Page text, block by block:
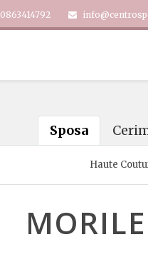
0863414792
Sposa
Haute